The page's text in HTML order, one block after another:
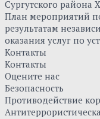
Сургутского
План мероприятий
результатам
оказания услуг по
Контакты
Контакты
Оцените нас
Безопасность
Противодействие